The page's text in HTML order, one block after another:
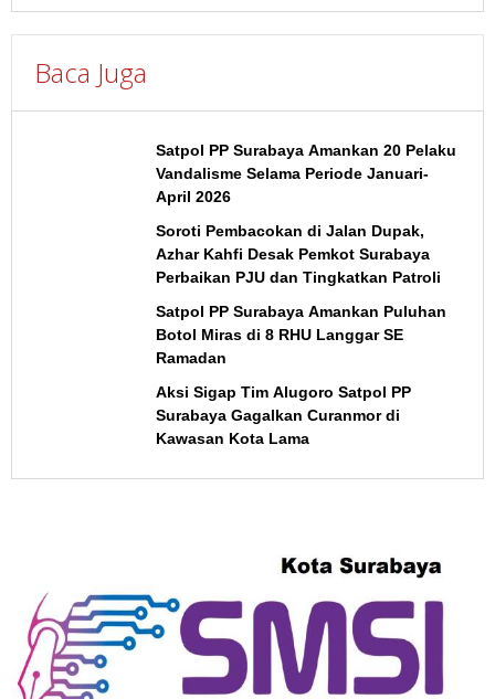
Baca Juga
Satpol PP Surabaya Amankan 20 Pelaku
Vandalisme Selama Periode Januari-
April 2026
Soroti Pembacokan di Jalan Dupak,
Azhar Kahfi Desak Pemkot Surabaya
Perbaikan PJU dan Tingkatkan Patroli
Satpol PP Surabaya Amankan Puluhan
Botol Miras di 8 RHU Langgar SE
Ramadan
Aksi Sigap Tim Alugoro Satpol PP
Surabaya Gagalkan Curanmor di
Kawasan Kota Lama